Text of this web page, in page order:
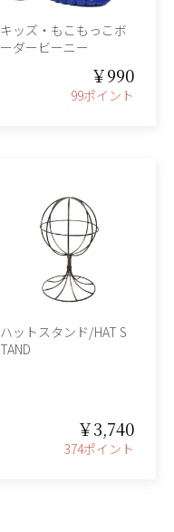
キッズ・もこもっこボ
ーダービーニー
￥990
99ポイント
ハットスタンド/HAT S
TAND
￥3,740
374ポイント